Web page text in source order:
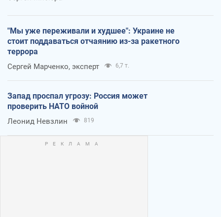
"Мы уже переживали и худшее": Украине не
стоит поддаваться отчаянию из-за ракетного
террора
Сергей Марченко, эксперт 6,7 т.
Запад проспал угрозу: Россия может
проверить НАТО войной
Леонид Невзлин 819